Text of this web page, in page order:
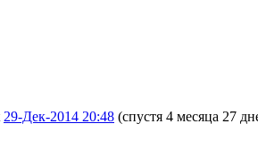
29-Дек-2014 20:48 (спустя 4 месяца 27